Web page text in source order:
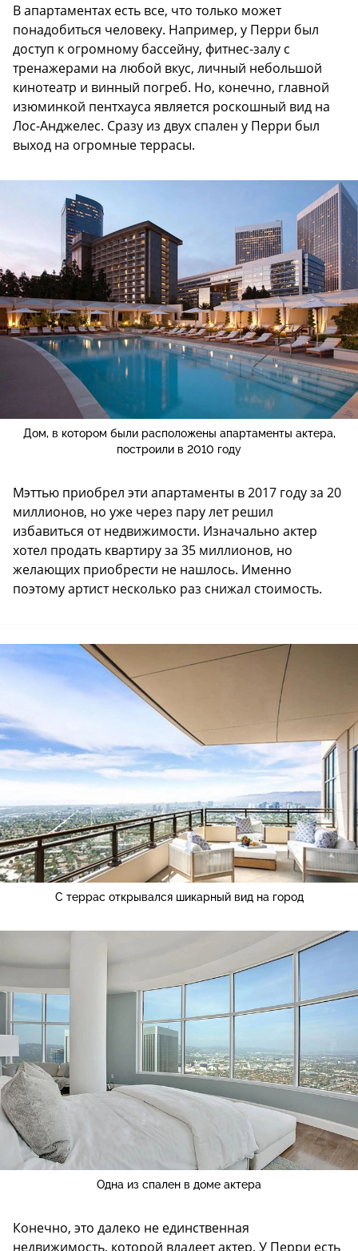
В апартаментах есть все, что только может
понадобиться человеку. Например, у Перри был
доступ к огромному бассейну, фитнес-залу с
тренажерами на любой вкус, личный небольшой
кинотеатр и винный погреб. Но, конечно, главной
изюминкой пентхауса является роскошный вид на
Лос-Анджелес. Сразу из двух спален у Перри был
выход на огромные террасы.
Дом, в котором были расположены апартаменты актера,
построили в 2010 году
Мэттью приобрел эти апартаменты в 2017 году за 20
миллионов, но уже через пару лет решил
избавиться от недвижимости. Изначально актер
хотел продать квартиру за 35 миллионов, но
желающих приобрести не нашлось. Именно
поэтому артист несколько раз снижал стоимость.
С террас открывался шикарный вид на город
Одна из спален в доме актера
Конечно, это далеко не единственная
недвижимость, которой владеет актер. У Перри есть